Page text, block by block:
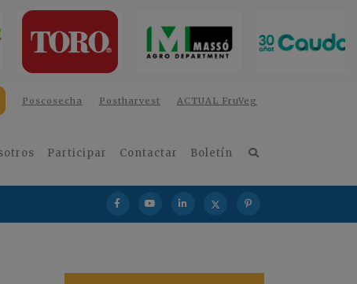
Poscosecha Postharvest ACTUAL FruVeg
Participar Contactar Boletín